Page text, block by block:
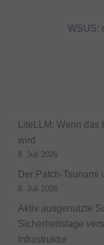
WSUS:
LiteLLM: Wenn
wird
8. Juli 2026
Der Patch-Tsunami
8. Juli 2026
Aktiv ausgenutzte
Sicherheitslage
Infrastruktur